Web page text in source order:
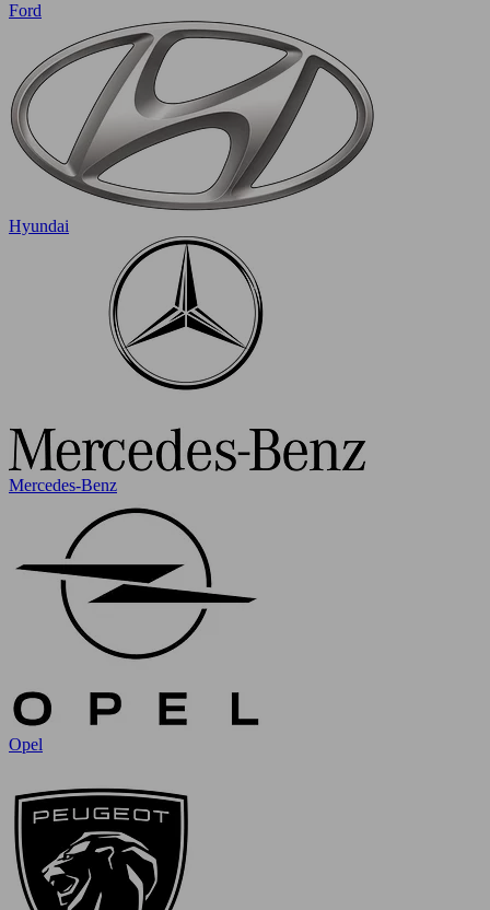
Ford
Hyundai
Mercedes-Benz
Opel